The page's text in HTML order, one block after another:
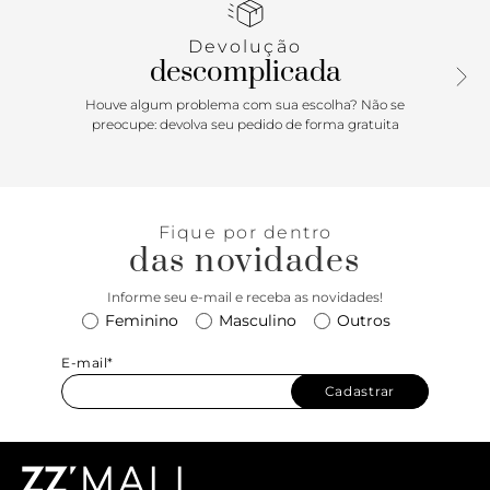
de um tamanho maior do que sua numeração
Porque Apostar: Se você ainda não tem esse modelo de
rasteirinha feminina, não sabe o que está perdendo! Ela é
versátil e fácil de calçar e nessa versão em couro ainda
estampados com um calçado mais neutro. Sem erro com
Devolução
descomplicada
Houve algum problema com sua escolha? Não se
preocupe: devolva seu pedido de forma gratuita
Fique por dentro
das novidades
Informe seu e-mail e receba as novidades!
Feminino Masculino Outros
E-mail*
Cadastrar